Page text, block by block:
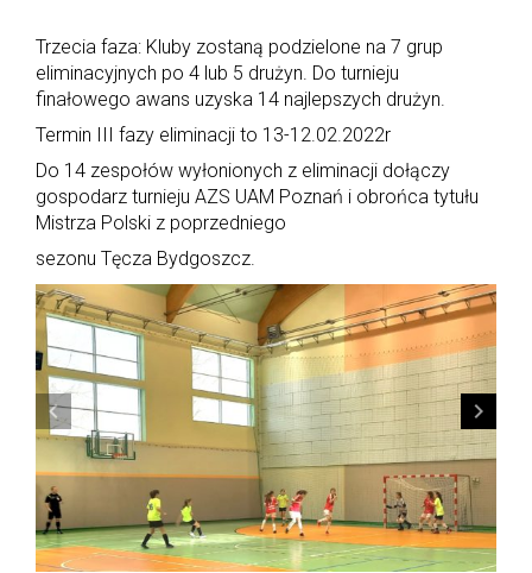
Trzecia faza: Kluby zostaną podzielone na 7 grup
eliminacyjnych po 4 lub 5 drużyn. Do turnieju
finałowego awans uzyska 14 najlepszych drużyn.
Termin III fazy eliminacji to 13-12.02.2022r
Do 14 zespołów wyłonionych z eliminacji dołączy
gospodarz turnieju AZS UAM Poznań i obrońca tytułu
Mistrza Polski z poprzedniego
sezonu Tęcza Bydgoszcz.
navigate_before navigate_next